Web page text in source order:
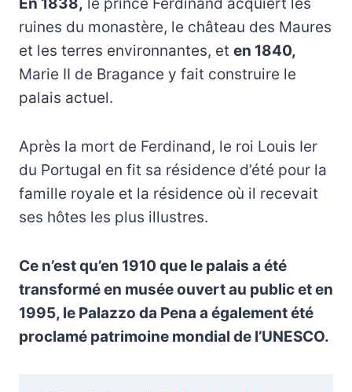
ruines du monastère, le château des Maures
et les terres environnantes, et en 1840,
Marie II de Bragance y fait construire le
palais actuel.
Après la mort de Ferdinand, le roi Louis Ier
du Portugal en fit sa résidence d’été pour la
famille royale et la résidence où il recevait
ses hôtes les plus illustres.
Ce n’est qu’en 1910 que le palais a été
transformé en musée ouvert au public et en
1995, le Palazzo da Pena a également été
proclamé patrimoine mondial de l’UNESCO.